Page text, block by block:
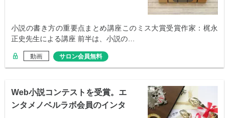
小説の書き方の重要点まとめ講座このミス大賞受賞作家：梶永
正史先生による講座 前半は、小説の…
動画 サロン会員無料
Web小説コンテストを受賞。エ
ンタメノベルラボ会員のインタ